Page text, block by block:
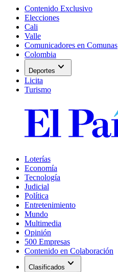
Contenido Exclusivo
Elecciones
Cali
Valle
Comunicadores en Comunas
Colombia
Deportes expand_more
Licita
Turismo
Loterías
Economía
Tecnología
Judicial
Política
Entretenimiento
Mundo
Multimedia
Opinión
500 Empresas
Contenido en Colaboración
Clasificados expand_more